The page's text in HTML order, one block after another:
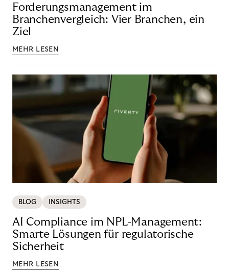
Forderungsmanagement im
Branchenvergleich: Vier Branchen, ein
Ziel
MEHR LESEN
BLOG INSIGHTS
AI Compliance im NPL-Management:
Smarte Lösungen für regulatorische
Sicherheit
MEHR LESEN